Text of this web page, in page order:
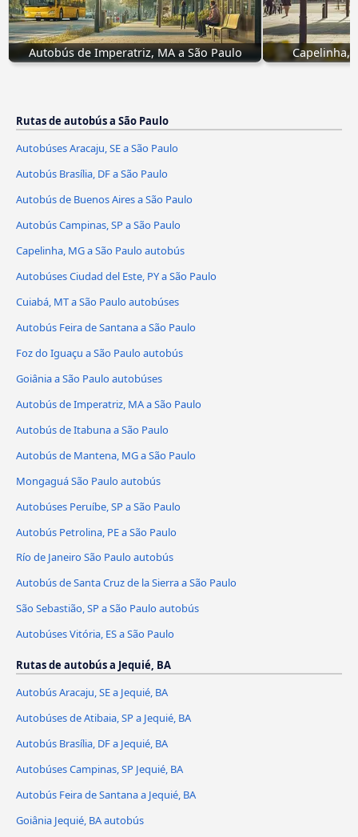
Autobús de Imperatriz, MA a São Paulo Capelinha,
Rutas de autobús a São Paulo
Autobúses Aracaju, SE a São Paulo
Autobús Brasília, DF a São Paulo
Autobús de Buenos Aires a São Paulo
Autobús Campinas, SP a São Paulo
Capelinha, MG a São Paulo autobús
Autobúses Ciudad del Este, PY a São Paulo
Cuiabá, MT a São Paulo autobúses
Autobús Feira de Santana a São Paulo
Foz do Iguaçu a São Paulo autobús
Goiânia a São Paulo autobúses
Autobús de Imperatriz, MA a São Paulo
Autobús de Itabuna a São Paulo
Autobús de Mantena, MG a São Paulo
Mongaguá São Paulo autobús
Autobúses Peruíbe, SP a São Paulo
Autobús Petrolina, PE a São Paulo
Río de Janeiro São Paulo autobús
Autobús de Santa Cruz de la Sierra a São Paulo
São Sebastião, SP a São Paulo autobús
Autobúses Vitória, ES a São Paulo
Rutas de autobús a Jequié, BA
Autobús Aracaju, SE a Jequié, BA
Autobúses de Atibaia, SP a Jequié, BA
Autobús Brasília, DF a Jequié, BA
Autobúses Campinas, SP Jequié, BA
Autobús Feira de Santana a Jequié, BA
Goiânia Jequié, BA autobús